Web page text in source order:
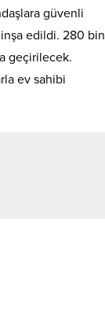
güvenli
edildi. 280 bin
geçirilecek.
ev sahibi